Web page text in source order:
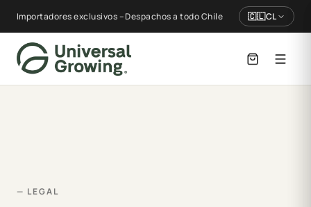
Importadores exclusivos – Despachos a todo Chile 🇨🇱CL
— LEGAL